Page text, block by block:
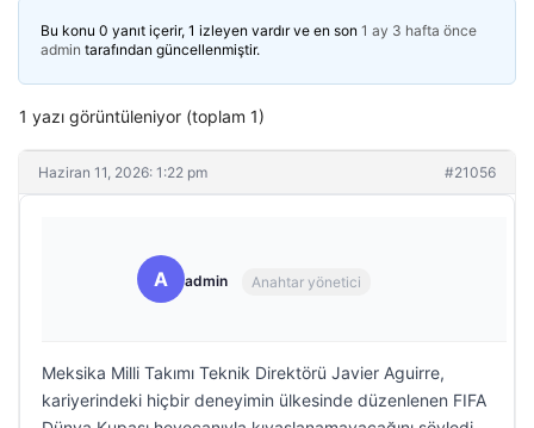
Bu konu 0 yanıt içerir, 1 izleyen vardır ve en son 1 ay 3 hafta önce
admin tarafından güncellenmiştir.
1 yazı görüntüleniyor (toplam 1)
Haziran 11, 2026: 1:22 pm #21056
A admin Anahtar yönetici
Meksika Milli Takımı Teknik Direktörü Javier Aguirre,
kariyerindeki hiçbir deneyimin ülkesinde düzenlenen FIFA